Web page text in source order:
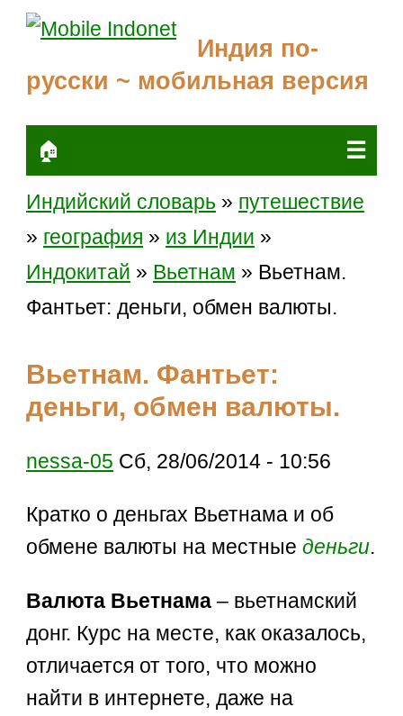
Индия по-
русски ~ мобильная версия
🏠 ☰
Индийский словарь » путешествие
» география » из Индии »
Индокитай » Вьетнам » Вьетнам.
Фантьет: деньги, обмен валюты.
Вьетнам. Фантьет:
деньги, обмен валюты.
nessa-05 Сб, 28/06/2014 - 10:56
Кратко о деньгах Вьетнама и об
обмене валюты на местныеденьги.
Валюта Вьетнама– вьетнамский
донг. Курс на месте, как оказалось,
отличается от того, что можно
найти в интернете, даже на